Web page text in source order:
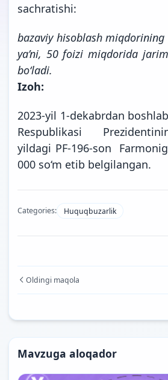
sachratishi:
bazaviy hisoblash
ya’ni, 50 foizi miqdorida
bo‘ladi.
Izoh:
2023-yil 1-dekabrdan
Respublikasi
yildagi PF-196-son
000 so‘m etib belgilangan.
Categories: Huquqbuzarlik
Oldingi maqola
Mavzuga aloqador